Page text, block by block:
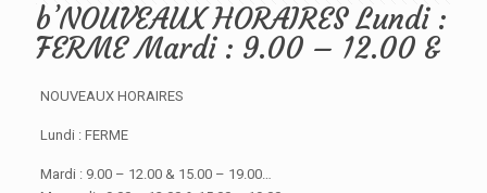
b’NOUVEAUX HORAIRES Lundi :
FERME Mardi : 9.00 – 12.00 &
NOUVEAUX HORAIRES
Lundi : FERME
Mardi : 9.00 – 12.00 & 15.00 – 19.00…